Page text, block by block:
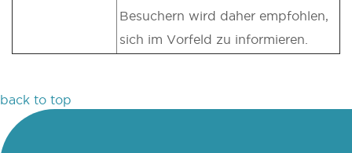
Besuchern wird daher empfohlen,
sich im Vorfeld zu informieren.
back to top